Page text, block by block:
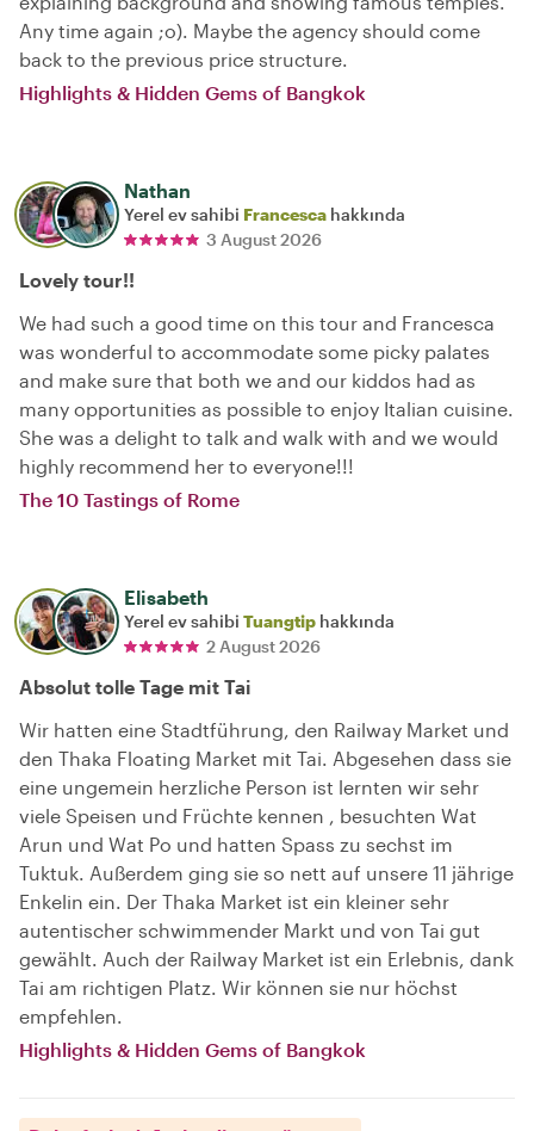
Any time again ;o). Maybe the agency should come
back to the previous price structure.
Highlights & Hidden Gems of Bangkok
Nathan
Yerel ev sahibi Francesca hakkında
3 August 2026
Lovely tour!!
We had such a good time on this tour and Francesca
was wonderful to accommodate some picky palates
and make sure that both we and our kiddos had as
many opportunities as possible to enjoy Italian cuisine.
She was a delight to talk and walk with and we would
highly recommend her to everyone!!!
The 10 Tastings of Rome
Elisabeth
Yerel ev sahibi Tuangtip hakkında
2 August 2026
Absolut tolle Tage mit Tai
Wir hatten eine Stadtführung, den Railway Market und
den Thaka Floating Market mit Tai. Abgesehen dass sie
eine ungemein herzliche Person ist lernten wir sehr
viele Speisen und Früchte kennen , besuchten Wat
Arun und Wat Po und hatten Spass zu sechst im
Tuktuk. Außerdem ging sie so nett auf unsere 11 jährige
Enkelin ein. Der Thaka Market ist ein kleiner sehr
autentischer schwimmender Markt und von Tai gut
gewählt. Auch der Railway Market ist ein Erlebnis, dank
Tai am richtigen Platz. Wir können sie nur höchst
empfehlen.
Highlights & Hidden Gems of Bangkok